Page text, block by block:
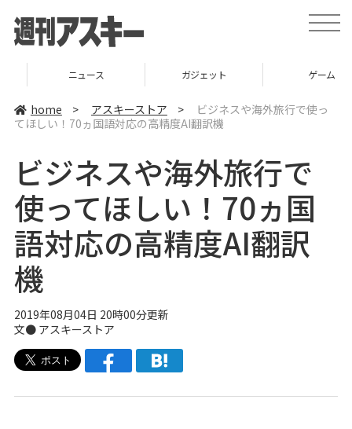
t
o
e
v
ニュース ガジェット
home > アスキーストア >
ビジネスや海外旅行で使っ
てほしい！70ヵ国語対応の高精度AI翻訳機
ビジネスや海外旅行で
使ってほしい！70ヵ国
語対応の高精度AI翻訳
機
2019年08月04日 20時00分更新
文● アスキーストア